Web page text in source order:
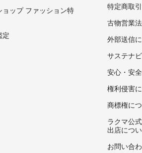
ョップ ファッション特
定
特定商取
古物営業
外部送信
サステナ
安心・安
権利侵害
商標権に
ラクマ公
出店につ
お問い合